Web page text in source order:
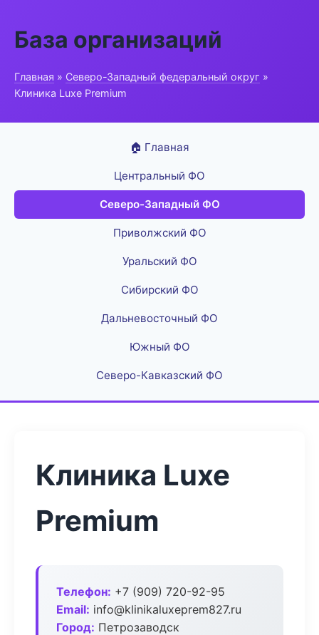
База организаций
Главная » Северо-Западный федеральный округ »
Клиника Luxe Premium
🏠 Главная
Центральный ФО
Северо-Западный ФО
Приволжский ФО
Уральский ФО
Сибирский ФО
Дальневосточный ФО
Южный ФО
Северо-Кавказский ФО
Клиника Luxe
Premium
Телефон: +7 (909) 720-92-95
Email: info@klinikaluxeprem827.ru
Город: Петрозаводск